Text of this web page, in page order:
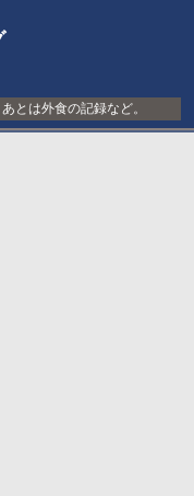
とは外食の記録など。